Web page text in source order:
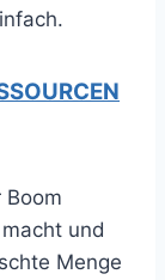
Boom
und
Menge